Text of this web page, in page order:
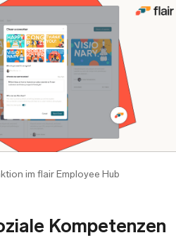
im flair Employee Hub
Kompetenzen